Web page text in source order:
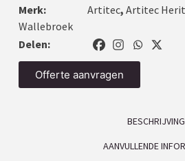
Merk:
Artitec, Artitec
Wallebroek
Delen:
Offerte aanvragen
BESCHRIJVING
AANVULLENDE